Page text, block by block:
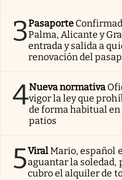
3Pasaporte
Palma, Alicante y
entrada y salida a
renovación del
4Nueva normativa
vigor la ley que
de forma habitual
patios
5ViralMario, español
aguantar la soledad,
cubro el alquiler de